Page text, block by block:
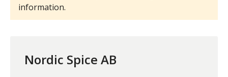
information.
Nordic Spice AB